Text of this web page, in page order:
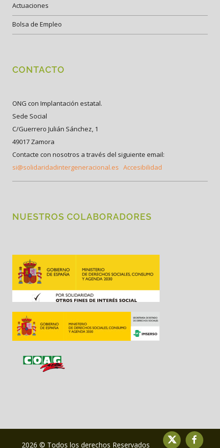
Actuaciones
Bolsa de Empleo
CONTACTO
ONG con Implantación estatal.
Sede Social
C/Guerrero Julián Sánchez, 1
49017 Zamora
Contacte con nosotros a través del siguiente email:
si@solidaridadintergeneracional.es Accesibilidad
NUESTROS COLABORADORES
2026 © Todos los derechos Reservados